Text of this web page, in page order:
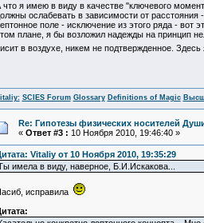
что я имею в виду в качестве "ключевого
ослабевать в зависимости от
поле - исключение из этого ряда - вот
плане, я бы возложил надежды на принцип
в воздухе, никем не подтвержденное.
SCIES Forum Glossary Definitions of Magic
Re: Гипотезы физических носителей
« Ответ #3 : 10 Ноября 2010, 19:46:40 »
Vitaliy от 10 Ноября 2010, 19:35:29
имела в виду, наверное, Б.И.Искакова...
исправила